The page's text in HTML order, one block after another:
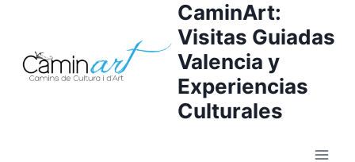
CaminArt:
Visitas Guiadas
Valencia y
Experiencias
Culturales